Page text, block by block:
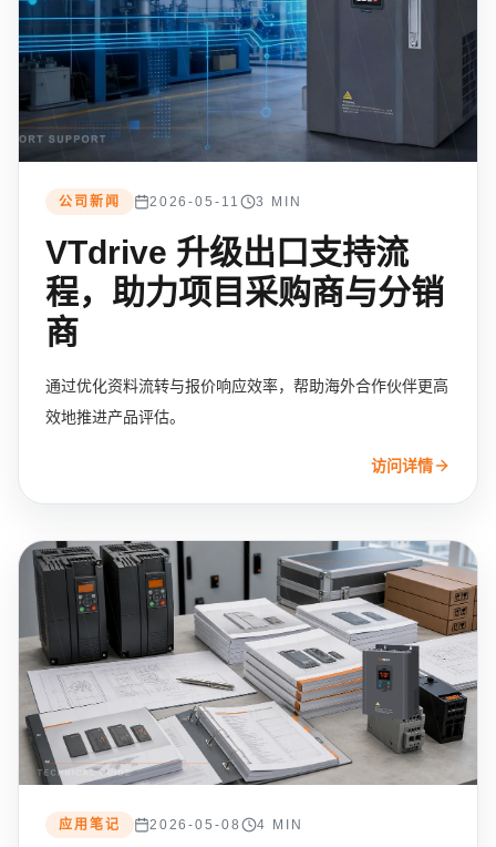
公司新闻 2026-05-11 3 MIN
VTdrive 升级出口支持流
程，助力项目采购商与分销
商
通过优化资料流转与报价响应效率，帮助海外合作伙伴更高
效地推进产品评估。
访问详情
应用笔记 2026-05-08 4 MIN